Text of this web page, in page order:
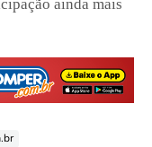
ainda mais